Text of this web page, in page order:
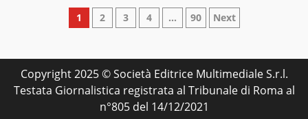
Paginazione
articoli
1 2 3 4 … 90 Next
Copyright 2025 © Società Editrice Multimediale S.r.l.
Testata Giornalistica registrata al Tribunale di Roma al
n°805 del 14/12/2021